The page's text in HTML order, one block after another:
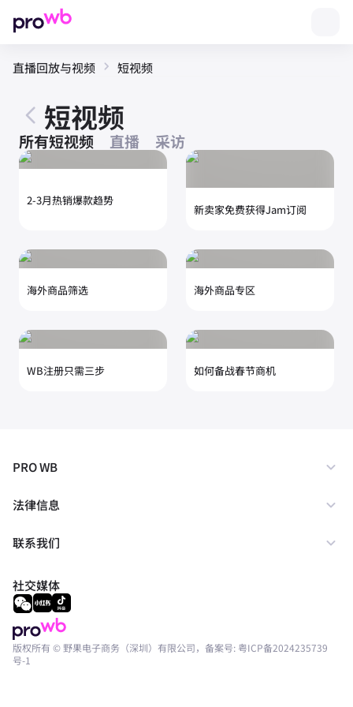
直播回放与视频 短视频
短视频
所有短视频 直播 采访
2-3月热销爆款趋势
新卖家免费获得Jam订阅
海外商品筛选 海外商品专区
WB注册只需三步 如何备战春节商机
PRO WB
法律信息
联系我们
社交媒体
版权所有 © 野果电子商务（深圳）有限公司，备案号: 粤ICP备2024235739
号-1